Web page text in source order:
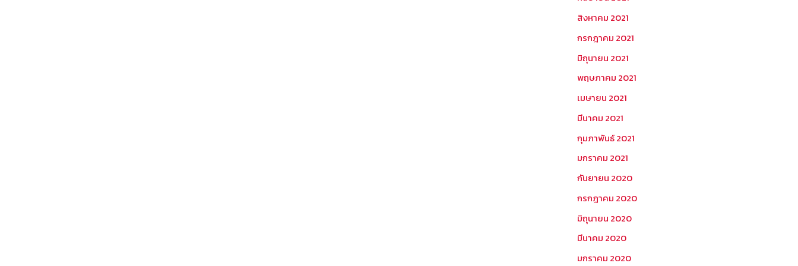
สิงหาคม 2021
กรกฎาคม 2021
มิถุนายน 2021
พฤษภาคม 2021
เมษายน 2021
มีนาคม 2021
กุมภาพันธ์ 2021
มกราคม 2021
กันยายน 2020
กรกฎาคม 2020
มิถุนายน 2020
มีนาคม 2020
มกราคม 2020